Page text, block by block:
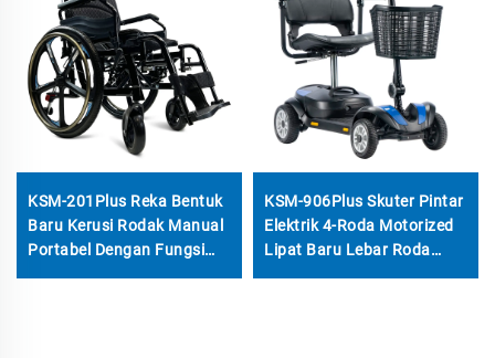
KSM-201Plus Reka Bentuk
Baru Kerusi Rodak Manual
Portabel Dengan Fungsi
KSM-906Plus Skuter Pintar
Elektrik 4-Roda Motorized
Lipat Baru Lebar Roda